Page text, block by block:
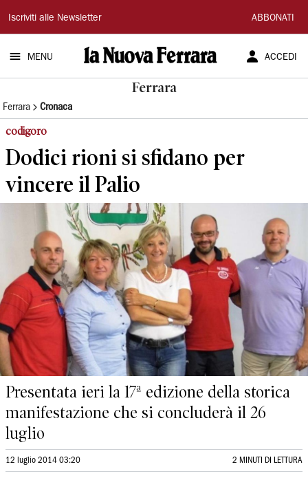
La
Nuova
Ferrara
Iscriviti alle Newsletter ABBONATI
MENU ACCEDI
Ferrara
Ferrara Cronaca
codigoro
Dodici rioni si sfidano per
vincere il Palio
Presentata ieri la 17ª edizione della storica
manifestazione che si concluderà il 26
luglio
12 luglio 2014 03:20 2 MINUTI DI LETTURA